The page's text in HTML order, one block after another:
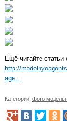
Ещё читайте статьи
http://
age...
Категории: фото